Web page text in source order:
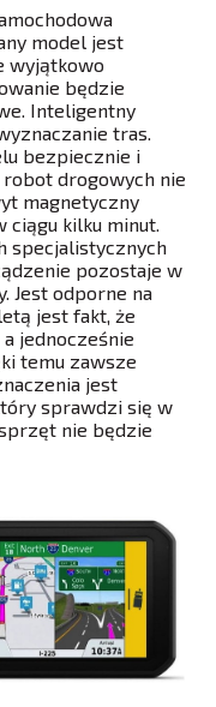
model jest
wyjątkowo
będzie
Inteligentny
tras.
bezpiecznie i
drogowych nie
magnetyczny
ciągu kilku minut.
specjalistycznych
pozostaje w
Jest odporne na
jest fakt, że
jednocześnie
temu zawsze
jest
sprawdzi się w
nie będzie